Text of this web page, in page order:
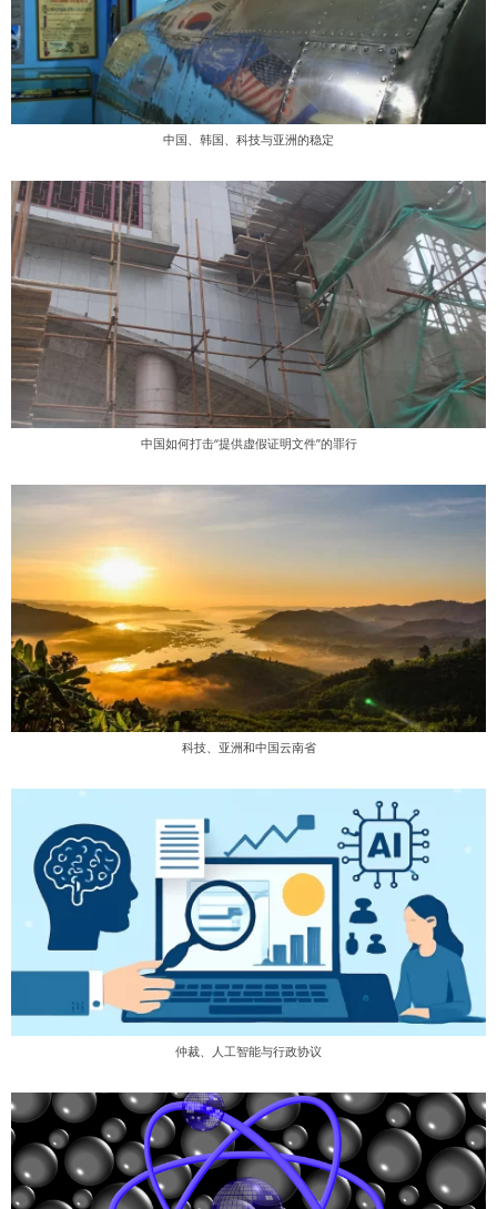
中国、韩国、科技与亚洲的稳定
中国如何打击“提供虚假证明文件”的罪行
科技、亚洲和中国云南省
仲裁、人工智能与行政协议